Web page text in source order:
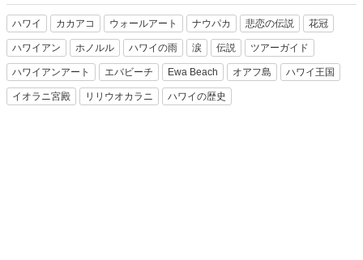
ハワイ カカアコ ウォールアート ナウパカ 悲恋の伝説 花冠
ハワイアン ホノルル ハワイの雨 涙 伝説 ツアーガイド
ハワイアンアート エバビーチ Ewa Beach オアフ島 ハワイ王国
イオラニ宮殿 リリウオカラニ ハワイの歴史